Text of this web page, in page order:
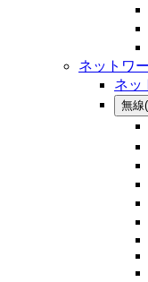
ネットワ
ネッ
無線